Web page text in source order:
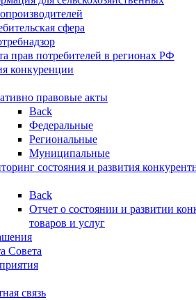
сфера
прав потребителей в регионах РФ
конкуренции
правовые акты
Back
Федеральные
Региональные
Муниципальные
состояния и развития
Back
Отчет о состоянии и развитии
товаров и услуг
Совета
связь